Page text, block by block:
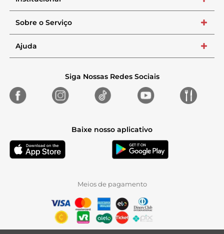
Sobre o Serviço +
Ajuda +
Siga Nossas Redes Sociais
Baixe nosso aplicativo
Meios de pagamento